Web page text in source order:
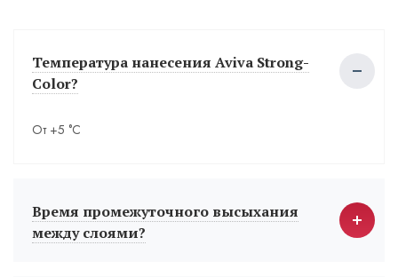
Температура нанесения Aviva Strong-
Color?
От +5 °С
Время промежуточного высыхания
между слоями?